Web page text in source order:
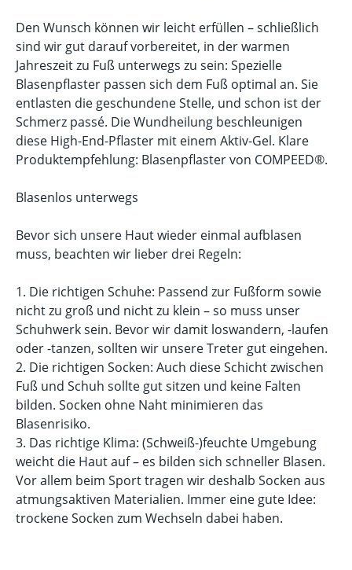
Den Wunsch können wir leicht erfüllen – schließlich
sind wir gut darauf vorbereitet, in der warmen
Jahreszeit zu Fuß unterwegs zu sein: Spezielle
Blasenpflaster passen sich dem Fuß optimal an. Sie
entlasten die geschundene Stelle, und schon ist der
Schmerz passé. Die Wundheilung beschleunigen
diese High-End-Pflaster mit einem Aktiv-Gel. Klare
Produktempfehlung: Blasenpflaster von COMPEED®.
Blasenlos unterwegs
Bevor sich unsere Haut wieder einmal aufblasen
muss, beachten wir lieber drei Regeln:
1. Die richtigen Schuhe: Passend zur Fußform sowie
nicht zu groß und nicht zu klein – so muss unser
Schuhwerk sein. Bevor wir damit loswandern, -laufen
oder -tanzen, sollten wir unsere Treter gut eingehen.
2. Die richtigen Socken: Auch diese Schicht zwischen
Fuß und Schuh sollte gut sitzen und keine Falten
bilden. Socken ohne Naht minimieren das
Blasenrisiko.
3. Das richtige Klima: (Schweiß-)feuchte Umgebung
weicht die Haut auf – es bilden sich schneller Blasen.
Vor allem beim Sport tragen wir deshalb Socken aus
atmungsaktiven Materialien. Immer eine gute Idee:
trockene Socken zum Wechseln dabei haben.